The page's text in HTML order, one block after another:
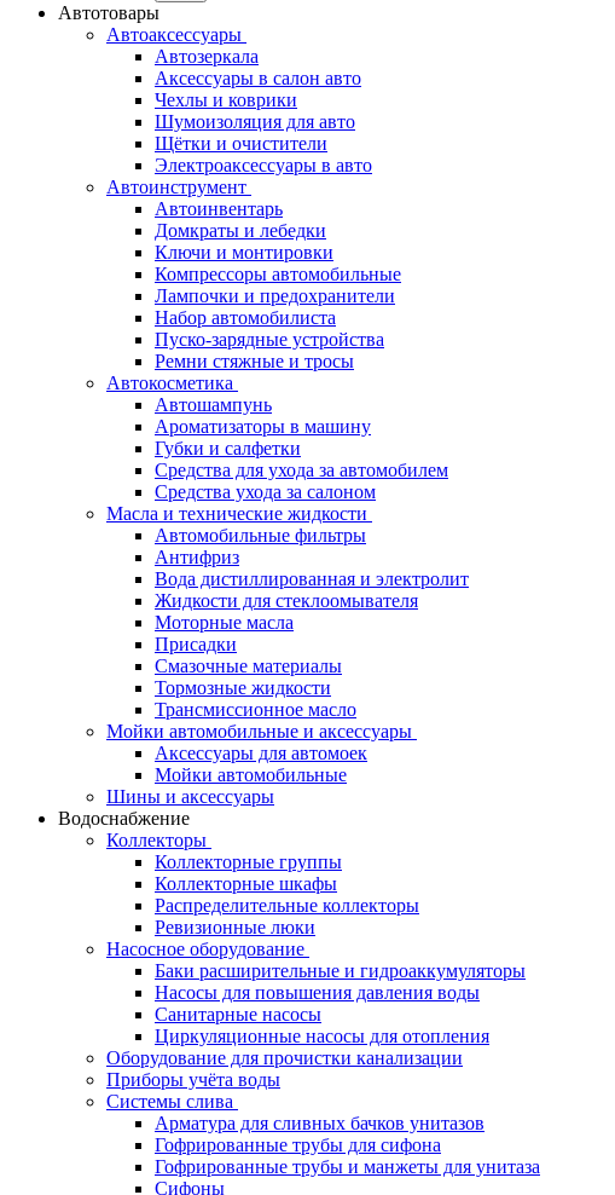
Автотовары
Автоаксессуары
Автозеркала
Аксессуары в салон авто
Чехлы и коврики
Шумоизоляция для авто
Щётки и очистители
Электроаксессуары в авто
Автоинструмент
Автоинвентарь
Домкраты и лебедки
Ключи и монтировки
Компрессоры автомобильные
Лампочки и предохранители
Набор автомобилиста
Пуско-зарядные устройства
Ремни стяжные и тросы
Автокосметика
Автошампунь
Ароматизаторы в машину
Губки и салфетки
Средства для ухода за автомобилем
Средства ухода за салоном
Масла и технические жидкости
Автомобильные фильтры
Антифриз
Вода дистиллированная и электролит
Жидкости для стеклоомывателя
Моторные масла
Присадки
Смазочные материалы
Тормозные жидкости
Трансмиссионное масло
Мойки автомобильные и аксессуары
Аксессуары для автомоек
Мойки автомобильные
Шины и аксессуары
Водоснабжение
Коллекторы
Коллекторные группы
Коллекторные шкафы
Распределительные коллекторы
Ревизионные люки
Насосное оборудование
Баки расширительные и гидроаккумуляторы
Насосы для повышения давления воды
Санитарные насосы
Циркуляционные насосы для отопления
Оборудование для прочистки канализации
Приборы учёта воды
Системы слива
Арматура для сливных бачков унитазов
Гофрированные трубы для сифона
Гофрированные трубы и манжеты для унитаза
Сифоны